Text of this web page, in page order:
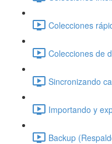
Colecciones
Colecciones de
Sincronizando
Importando y
Backup